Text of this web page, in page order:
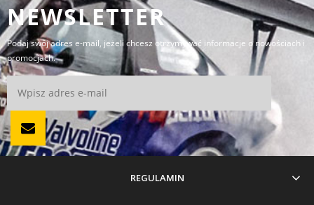
NEWSLETTER
Podaj swój adres e-mail, jeżeli chcesz otrzymywać informacje o nowościach i
promocjach.
REGULAMIN